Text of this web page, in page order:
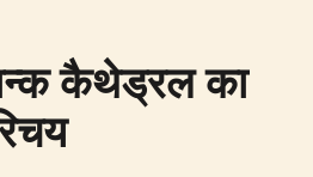
कैथेड्रल का